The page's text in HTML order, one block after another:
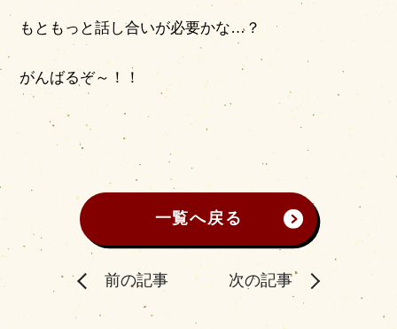
もともっと話し合いが必要かな…？
がんばるぞ～！！
一覧へ戻る
前の記事 次の記事